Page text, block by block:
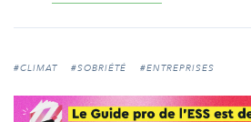
#CLIMAT #SOBRIÉTÉ #ENTREPRISES